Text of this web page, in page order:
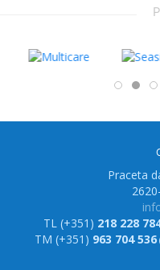
Praceta
TL (+351) 218 228
TM (+351) 963 704 536